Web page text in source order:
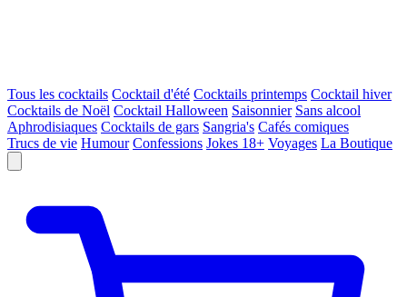
Tous les cocktails Cocktail d'été Cocktails printemps Cocktail hiver
Cocktails de Noël Cocktail Halloween Saisonnier Sans alcool
Aphrodisiaques Cocktails de gars Sangria's Cafés comiques
Trucs de vie Humour Confessions Jokes 18+ Voyages La Boutique